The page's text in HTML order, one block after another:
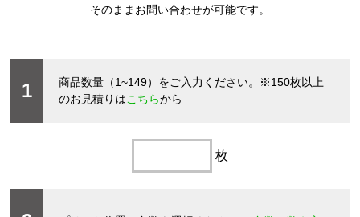
そのままお問い合わせが可能です。
1 商品数量（1~149）をご入力ください。 ※150枚以上
のお見積りはこちらから
枚